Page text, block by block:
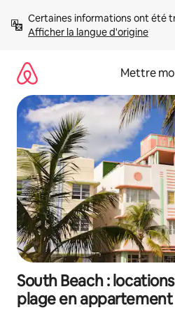
directement
Afficher la langue d'origine
Mettre
South Beach :
plage en appartement